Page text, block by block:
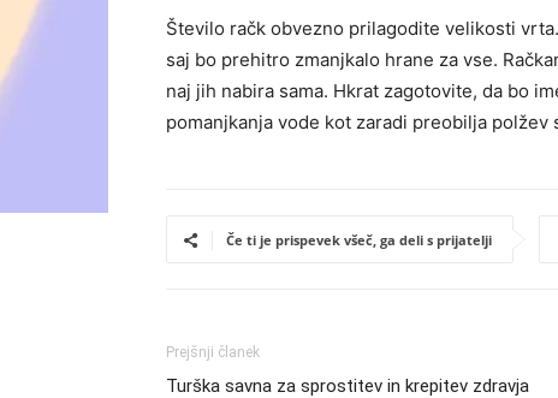
Število račk obvezno prilagodite velikosti
saj bo prehitro zmanjkalo hrane za vse.
naj jih nabira sama. Hkrat zagotovite, da bo
pomanjkanja vode kot zaradi preobilja polžev
Če ti je prispevek všeč, ga deli s prijatelji
Prejšnji članek
Turška savna za sprostitev in krepitev zdravja